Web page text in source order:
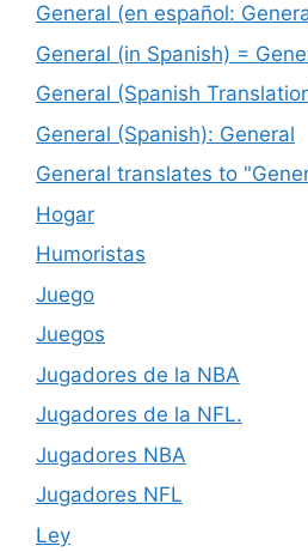
General (en español:
General (in Spanish) =
General (Spanish
General (Spanish): General
General translates to
Hogar
Humoristas
Juego
Juegos
Jugadores de la NBA
Jugadores de la NFL.
Jugadores NBA
Jugadores NFL
Ley